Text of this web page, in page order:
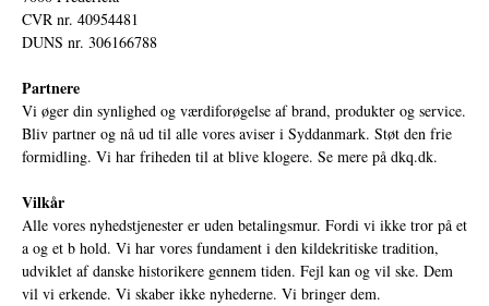
CVR nr. 40954481
DUNS nr. 306166788
Partnere
Vi øger din synlighed og værdiforøgelse af brand, produkter og service.
Bliv partner og nå ud til alle vores aviser i Syddanmark. Støt den frie
formidling. Vi har friheden til at blive klogere. Se mere på dkq.dk.
Vilkår
Alle vores nyhedstjenester er uden betalingsmur. Fordi vi ikke tror på et
a og et b hold. Vi har vores fundament i den kildekritiske tradition,
udviklet af danske historikere gennem tiden. Fejl kan og vil ske. Dem
vil vi erkende. Vi skaber ikke nyhederne. Vi bringer dem.